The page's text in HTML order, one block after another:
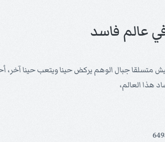
عالم فاسد
متسلقا جبال الوهم يركض حينا ويتعب حينا
هذا العالم،